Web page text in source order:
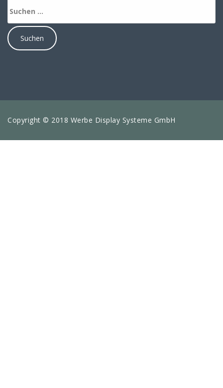
nach:
Copyright © 2018 Werbe Display Systeme GmbH